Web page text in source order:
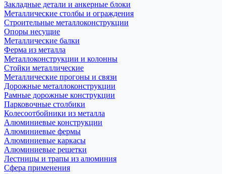
Закладные детали и анкерные блоки
Металлические столбы и ограждения
Строительные металлоконструкции
Опоры несущие
Металлические балки
Ферма из металла
Металлоконструкции и колонны
Стойки металлические
Металлические прогоны и связи
Дорожные металлоконструкции
Рамные дорожные конструкции
Парковочные столбики
Колесоотбойники из металла
Алюминиевые конструкции
Алюминиевые фермы
Алюминиевые каркасы
Алюминиевые решетки
Лестницы и трапы из алюминия
Сфера применения